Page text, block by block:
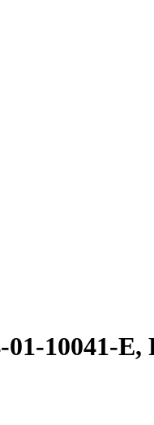
10041-E,